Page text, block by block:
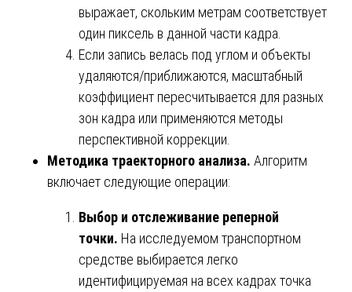
выражает, скольким метрам соответствует
один пиксель в данной части кадра.
Если запись велась под углом и объекты
удаляются/приближаются, масштабный
коэффициент пересчитывается для разных
зон кадра или применяются методы
перспективной коррекции.
Методика траекторного анализа. Алгоритм
включает следующие операции:
Выбор и отслеживание реперной
точки. На исследуемом транспортном
средстве выбирается легко
идентифицируемая на всех кадрах точка